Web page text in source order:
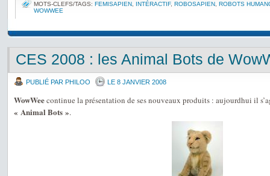
MOTS-CLEFS/TAGS: FEMISAPIEN INTÉRACTIF, ROBOSAPIEN ROBOTS
WOWWEE
CES 2008 : les Animal Bots de
PUBLIÉ PAR PHILOO LE 8 JANVIER 2008
WowWeecontinue la présentation de ses nouveaux produits : aujourdhui il
« Animal Bots ».